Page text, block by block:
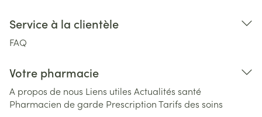
Service à la clientèle
FAQ
Votre pharmacie
A propos de nous Liens utiles Actualités santé
Pharmacien de garde PrescriptionTarifs des soins